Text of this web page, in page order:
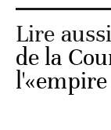
Lire
de la
l'«empire